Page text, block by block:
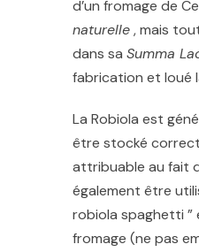
d’un fromage de
naturelle, mais
dans sa Summa
fabrication et loué
La Robiola est
être stocké
attribuable au fait
également être
robiola spaghetti
fromage (ne pas